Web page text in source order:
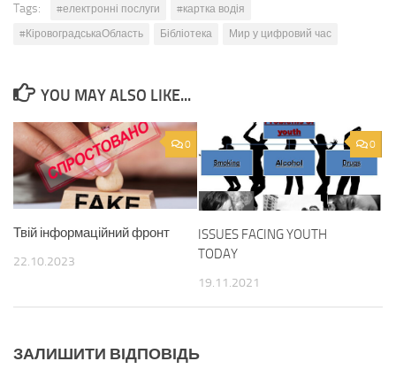
Tags: #електронні послуги
#картка водія
#КіровоградськаОбласть
Бібліотека Мир у цифровий час
YOU MAY ALSO LIKE...
0
Твій інформаційний фронт
22.10.2023
0
ISSUES FACING YOUTH
TODAY
19.11.2021
ЗАЛИШИТИ ВІДПОВІДЬ